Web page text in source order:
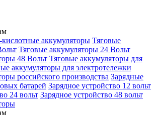
аккумуляторы Тяговые
Тяговые аккумуляторы 24 Вольт
48 Вольт Тяговые аккумуляторы для
аккумуляторы для электротележки
российского производства Зарядные
батарей Зарядное устройство 12 вольт
24 вольт Зарядное устройство 48 вольт